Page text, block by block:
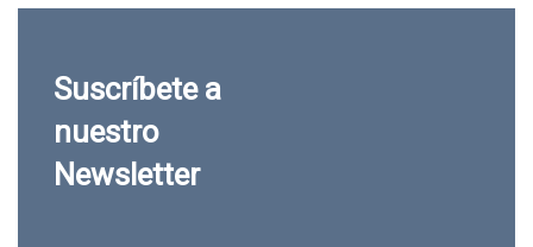
Suscríbete a
nuestro
Newsletter